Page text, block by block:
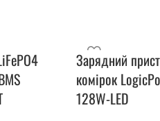
Зарядний
комірок
128W-LED